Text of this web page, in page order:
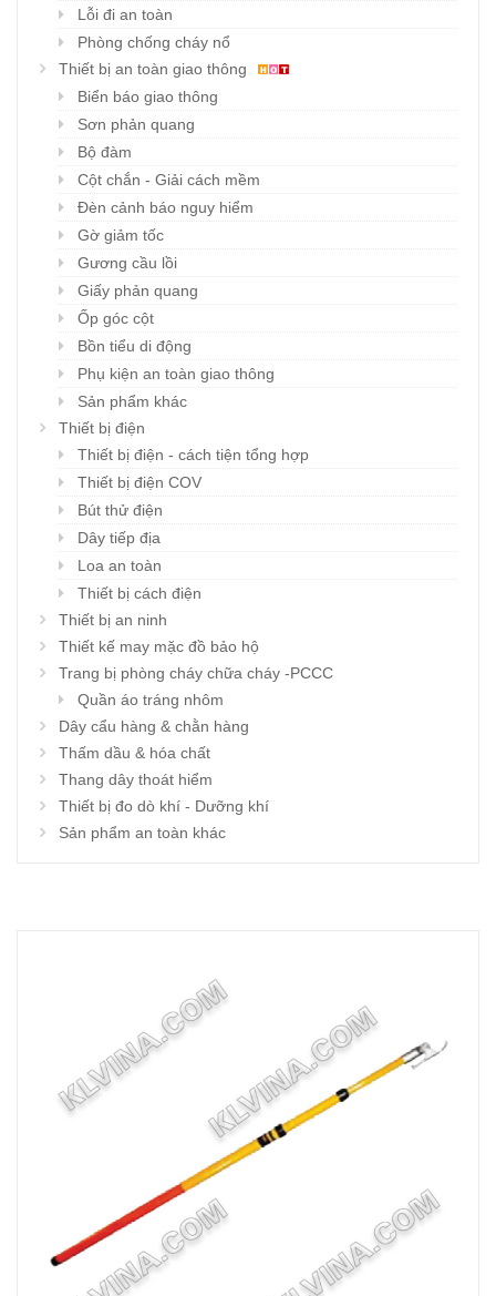
Lỗi đi an toàn
Phòng chống cháy nổ
Thiết bị an toàn giao thông
Biển báo giao thông
Sơn phản quang
Bộ đàm
Cột chắn - Giải cách mềm
Đèn cảnh báo nguy hiểm
Gờ giảm tốc
Gương cầu lồi
Giấy phản quang
Ốp góc cột
Bồn tiểu di động
Phụ kiện an toàn giao thông
Sản phẩm khác
Thiết bị điện
Thiết bị điện - cách tiện tổng hợp
Thiết bị điện COV
Bút thử điện
Dây tiếp địa
Loa an toàn
Thiết bị cách điện
Thiết bị an ninh
Thiết kế may mặc đồ bảo hộ
Trang bị phòng cháy chữa cháy -PCCC
Quần áo tráng nhôm
Dây cẩu hàng & chằn hàng
Thấm dầu & hóa chất
Thang dây thoát hiểm
Thiết bị đo dò khí - Dưỡng khí
Sản phẩm an toàn khác